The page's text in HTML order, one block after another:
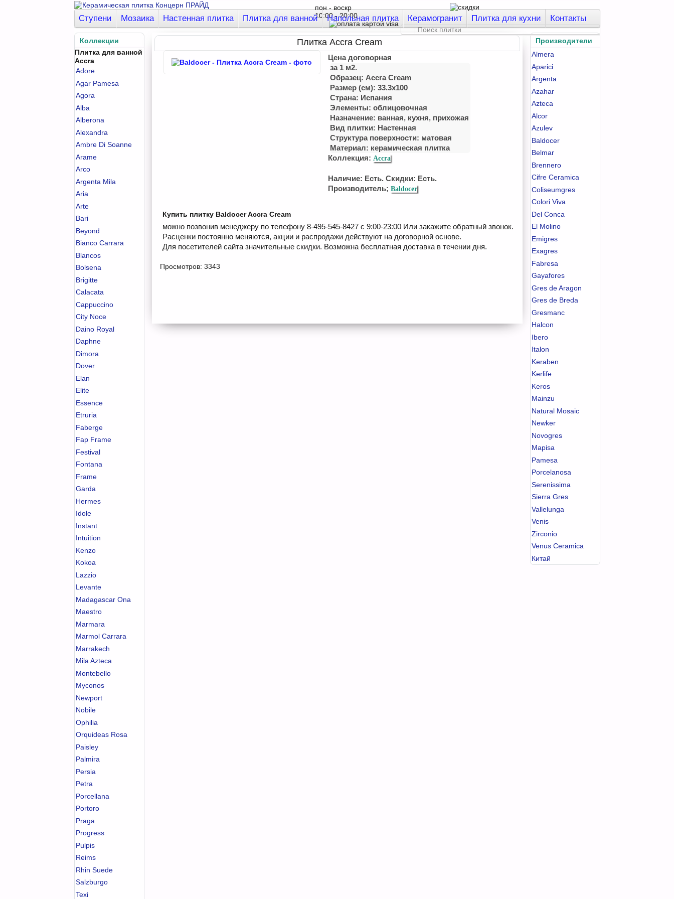
пон - воскр
10:00 - 20:00
Ступени Мозаика Настенная плитка Плитка для ванной Напольная плитка Керамогранит Плитка для кухни Контакты
Коллекции
Плитка для ванной
Accra
Adore
Agar Pamesa
Agora
Alba
Alberona
Alexandra
Ambre Di Soanne
Arame
Arco
Argenta Mila
Aria
Arte
Bari
Beyond
Bianco Carrara
Blancos
Bolsena
Brigitte
Calacata
Cappuccino
City Noce
Daino Royal
Daphne
Dimora
Dover
Elan
Elite
Essence
Etruria
Faberge
Fap Frame
Festival
Fontana
Frame
Garda
Hermes
Idole
Instant
Intuition
Kenzo
Kokoa
Lazzio
Levante
Madagascar Ona
Maestro
Marmara
Marmol Carrara
Marrakech
Mila Azteca
Montebello
Myconos
Newport
Nobile
Ophilia
Orquideas Rosa
Paisley
Palmira
Persia
Petra
Porcellana
Portoro
Praga
Progress
Pulpis
Reims
Rhin Suede
Salzburgo
Texi
Производители
Almera
Aparici
Argenta
Azahar
Azteca
Alcor
Azulev
Baldocer
Belmar
Brennero
Cifre Ceramica
Coliseumgres
Colori Viva
Del Conca
El Molino
Emigres
Exagres
Fabresa
Gayafores
Gres de Aragon
Gres de Breda
Gresmanc
Halcon
Ibero
Italon
Keraben
Kerlife
Keros
Mainzu
Natural Mosaic
Newker
Novogres
Mapisa
Pamesa
Porcelanosa
Serenissima
Sierra Gres
Vallelunga
Venis
Zirconio
Venus Ceramica
Китай
Плитка Accra Cream
Цена договорная
за 1 м2.
Образец: Accra Cream
Размер (см): 33.3x100
Страна: Испания
Элементы: облицовочная
Назначение: ванная, кухня, прихожая
Вид плитки: Настенная
Структура поверхности: матовая
Материал: керамическая плитка
Коллекция: Accra
Наличие: Есть. Скидки: Есть.
Производитель;Baldocer
Купить плитку Baldocer Accra Cream
можно позвонив менеджеру по телефону 8-495-545-8427 с 9:00-23:00 Или закажите обратный звонок.
Расценки постоянно меняются, акции и распродажи действуют на договорной основе.
Для посетителей сайта значительные скидки. Возможна бесплатная доставка в течении дня.
Просмотров: 3343